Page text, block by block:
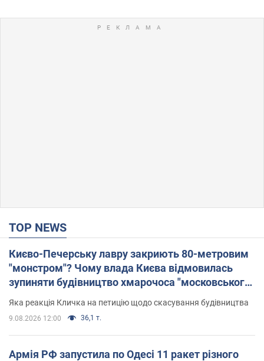
TOP NEWS
Києво-Печерську лавру закриють 80-метровим
"монстром"? Чому влада Києва відмовилась
зупиняти будівництво хмарочоса "московського
вірянина"
Яка реакція Кличка на петицію щодо скасування будівництва
9.08.2026 12:00 36,1 т.
Армія РФ запустила по Одесі 11 ракет різного